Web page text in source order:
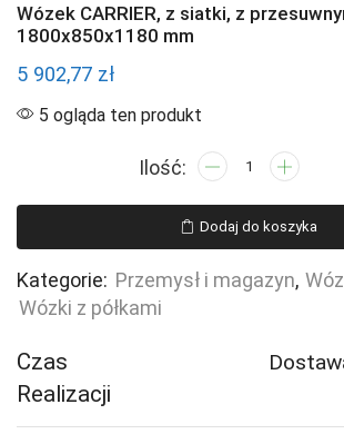
Wózek CARRIER, z siatki, z
1800x850x1180 mm
5 902,77 zł
5 ogląda ten produkt
ilość
CARRIER,
z
siatki,
ściankami,
Dodaj do koszyka
Kategorie: Przemysł i magazyn,
Wózki z półkami
Czas
Realizacji